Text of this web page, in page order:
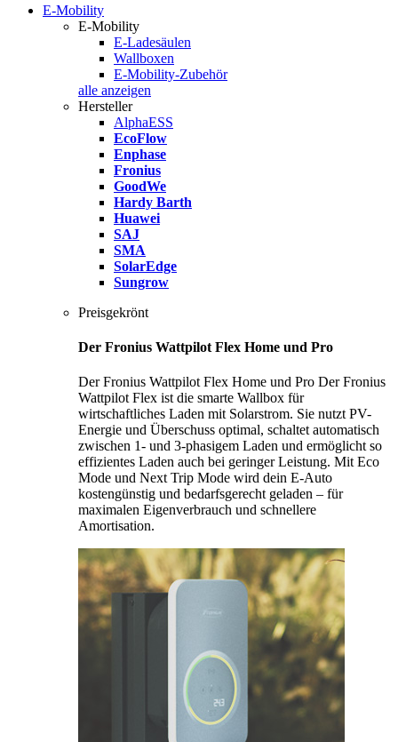
E-Mobility
E-Mobility
E-Ladesäulen
Wallboxen
E-Mobility-Zubehör
alle anzeigen
Hersteller
AlphaESS
EcoFlow
Enphase
Fronius
GoodWe
Hardy Barth
Huawei
SAJ
SMA
SolarEdge
Sungrow
Preisgekrönt
Der Fronius Wattpilot Flex Home und Pro
Der Fronius Wattpilot Flex Home und Pro Der Fronius
Wattpilot Flex ist die smarte Wallbox für
wirtschaftliches Laden mit Solarstrom. Sie nutzt PV-
Energie und Überschuss optimal, schaltet automatisch
zwischen 1- und 3-phasigem Laden und ermöglicht so
effizientes Laden auch bei geringer Leistung. Mit Eco
Mode und Next Trip Mode wird dein E-Auto
kostengünstig und bedarfsgerecht geladen – für
maximalen Eigenverbrauch und schnellere
Amortisation.